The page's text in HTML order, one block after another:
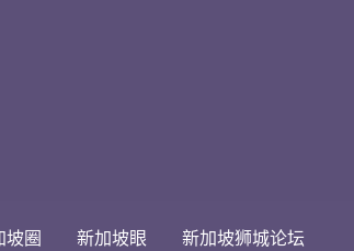
坡圈 新加坡眼 新加坡狮城论坛